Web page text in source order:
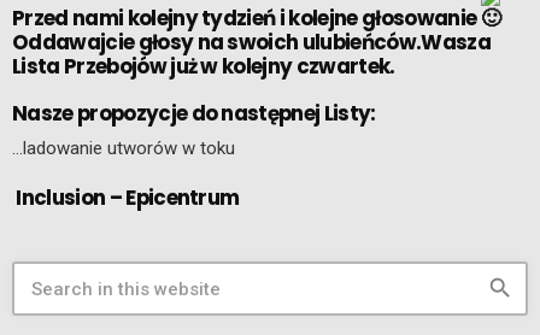
Przed nami kolejny tydzień i kolejne głosowanie
Oddawajcie głosy na swoich ulubieńców.Wasza
Lista Przebojów już w kolejny czwartek.
Nasze propozycje do następnej Listy:
…ladowanie utworów w toku
Inclusion – Epicentrum
search